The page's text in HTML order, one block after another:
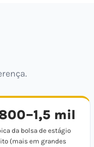
mil
da bolsa de estágio
(mais em grandes